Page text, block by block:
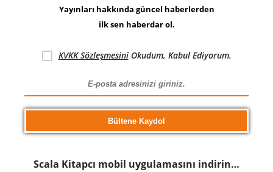
Yayınları hakkında güncel haberlerden
ilk sen haberdar ol.
KVKK SözleşmesiniOkudum, Kabul Ediyorum.
Scala Kitapcı mobil uygulamasını indirin…